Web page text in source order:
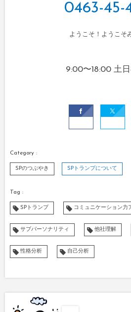
0463-45-
ようこそ！ようこそ
9:00〜18:00 土
SPのつぶやき SPトランプについて
SPトランプ コミュニケーション力
サブパーソナリティ 他社理解
性格分析 自己分析